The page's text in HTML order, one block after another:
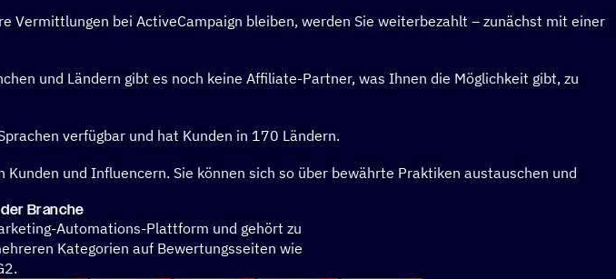
Vermittlungen bei ActiveCampaign bleiben, werden Sie weiterbezahlt – zunächst mit einer
und Ländern gibt es noch keine Affiliate-Partner, was Ihnen die Möglichkeit gibt, zu
verfügbar und hat Kunden in 170 Ländern.
und Influencern. Sie können sich so über bewährte Praktiken austauschen und
Branche
Automations-Plattform und gehört zu
Kategorien auf Bewertungsseiten wie